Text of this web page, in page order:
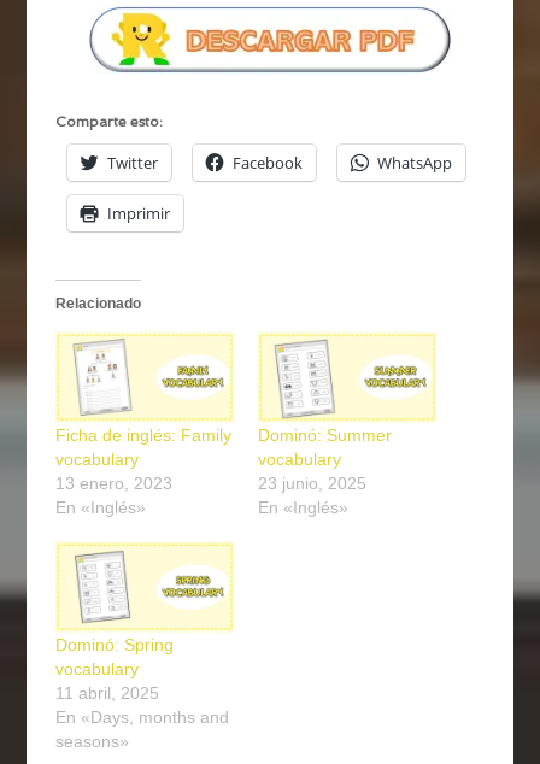
Comparte esto:
Twitter Facebook WhatsApp
Imprimir
Relacionado
Ficha de inglés: Family
vocabulary
13 enero, 2023
En «Inglés»
Dominó: Summer
vocabulary
23 junio, 2025
En «Inglés»
Dominó: Spring
vocabulary
11 abril, 2025
En «Days, months and
seasons»